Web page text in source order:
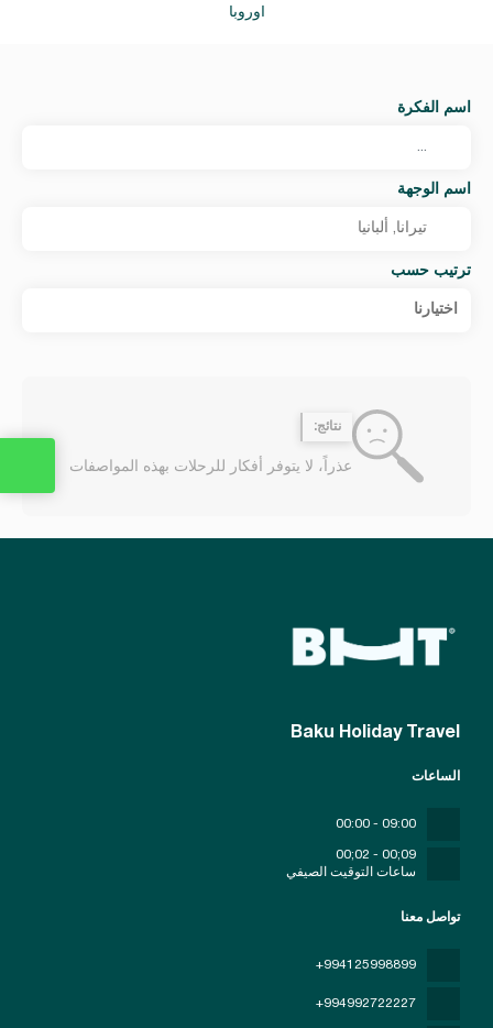
أوروبا
اسم الفكرة
اسم الوجهة
ترتيب حسب
اختيارنا
نتائج:
عذراً، لا يتوفر أفكار للرحلات بهذه المواصفات
Baku Holiday Travel
تواصل معنا
+994125998899
+994992722227
الساعات
09:00 - 00:00
09;00 - 02;00
ساعات التوقيت الصيفي